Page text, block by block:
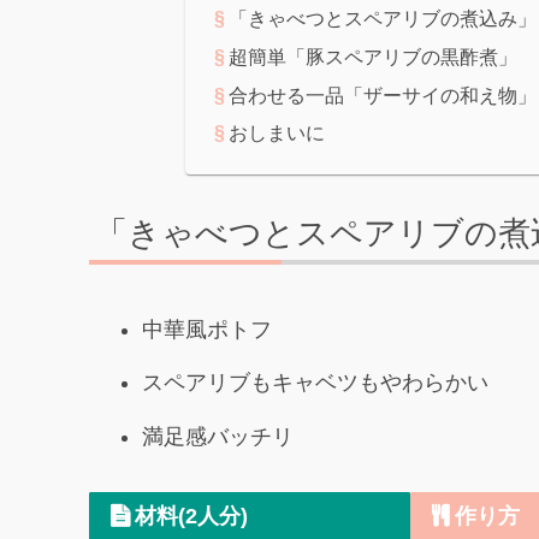
「きゃべつとスペアリブの煮込み」
超簡単「豚スペアリブの黒酢煮」
合わせる一品「ザーサイの和え物」
おしまいに
「きゃべつとスペアリブの
中華風ポトフ
スペアリブもキャベツもやわらかい
満足感バッチリ
材料(2人分) 作り方